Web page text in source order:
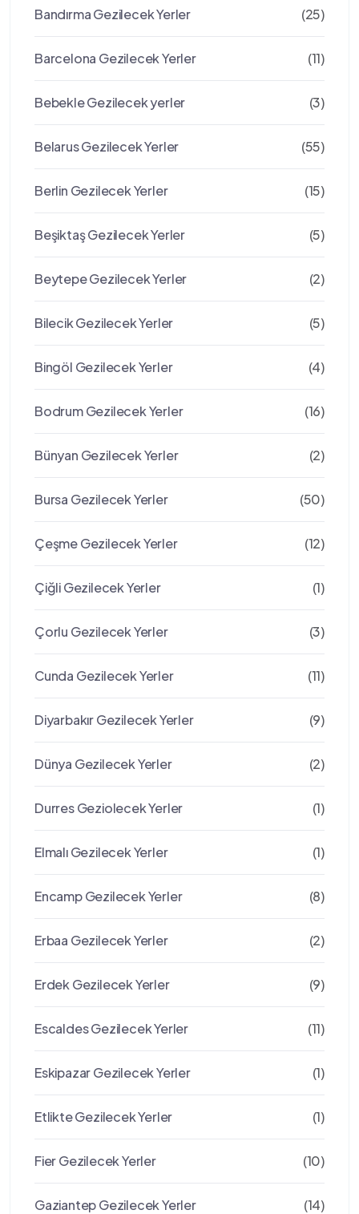
Bandırma Gezilecek Yerler (25)
Barcelona Gezilecek Yerler (11)
Bebekle Gezilecek yerler (3)
Belarus Gezilecek Yerler (55)
Berlin Gezilecek Yerler (15)
Beşiktaş Gezilecek Yerler (5)
Beytepe Gezilecek Yerler (2)
Bilecik Gezilecek Yerler (5)
Bingöl Gezilecek Yerler (4)
Bodrum Gezilecek Yerler (16)
Bünyan Gezilecek Yerler (2)
Bursa Gezilecek Yerler (50)
Çeşme Gezilecek Yerler (12)
Çiğli Gezilecek Yerler (1)
Çorlu Gezilecek Yerler (3)
Cunda Gezilecek Yerler (11)
Diyarbakır Gezilecek Yerler (9)
Dünya Gezilecek Yerler (2)
Durres Geziolecek Yerler (1)
Elmalı Gezilecek Yerler (1)
Encamp Gezilecek Yerler (8)
Erbaa Gezilecek Yerler (2)
Erdek Gezilecek Yerler (9)
Escaldes Gezilecek Yerler (11)
Eskipazar Gezilecek Yerler (1)
Etlikte Gezilecek Yerler (1)
Fier Gezilecek Yerler (10)
Gaziantep Gezilecek Yerler (14)